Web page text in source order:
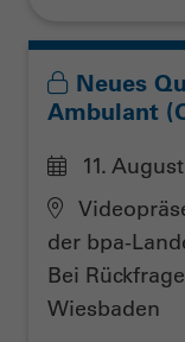
Neues
Ambulant
11.
der bpa-
Bei
Wiesbaden